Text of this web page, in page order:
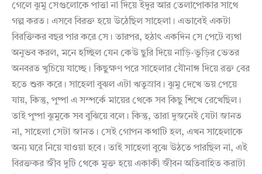
গেলে ঝুমু সেগুলোকে পাত্তা না দিয়ে ইদুর আর তেলাপোকার সাথে
গল্প করত। এসবে বিরক্ত হয়ে উঠেছিল সাহেলা। এভাবেই একটা
বিরক্তিকর বছর পার করে সে। তারপর, হঠাৎ একদিন সে পেটে ব্যথা
অনুভব করল, মনে হচ্ছিল যেন কেউ ছুরি দিয়ে নাড়ি-ভুড়ির ভেতর
অনবরত খুচিয়ে যাচ্ছে। কিছুক্ষণ পরে সাহেলার যৌনাঙ্গ দিয়ে রক্ত বের
হতে শুরু করে। সাহেলা বুঝল এটা ঋতুস্রাব। ঝুমু দেখে ভয় পেয়ে
যায়, কিন্তু, পুষ্পা এ সম্পর্কে মায়ের থেকে সব কিছু শিখে রেখেছিল।
তাই পুষ্পা ঝুমুকে সব বুঝিয়ে বলে। কিন্তু, তারা দুজনেই যেটা জানত
না, সাহেলা সেটা জানত। সেই গোপন কথাটি হল, এখন সাহেলাকে
অন্য ঘরে নিয়ে যাওয়া হবে। তাই সাহেলা বুঝে উঠতে পারছিল না, এই
বিরক্তকর জীব দুটি থেকে মুক্ত হয়ে একাকী জীবন অতিবাহিত করাটা